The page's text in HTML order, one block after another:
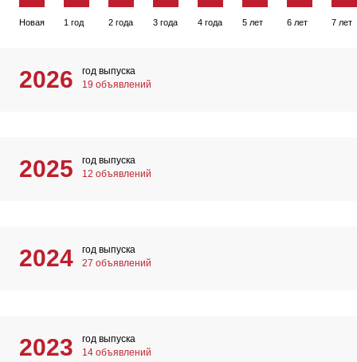
Новая 1 год 2 года 3 года 4 года 5 лет 6 лет 7 лет
2026
год выпуска
19 объявлений
2025
год выпуска
12 объявлений
2024
год выпуска
27 объявлений
2023
год выпуска
14 объявлений